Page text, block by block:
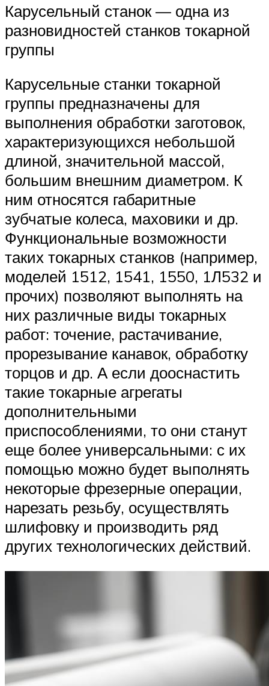
Карусельный станок — одна из
разновидностей станков токарной
группы
Карусельные станки токарной
группы предназначены для
выполнения обработки заготовок,
характеризующихся небольшой
длиной, значительной массой,
большим внешним диаметром. К
ним относятся габаритные
зубчатые колеса, маховики и др.
Функциональные возможности
таких токарных станков (например,
моделей 1512, 1541, 1550, 1Л532 и
прочих) позволяют выполнять на
них различные виды токарных
работ: точение, растачивание,
прорезывание канавок, обработку
торцов и др. А если дооснастить
такие токарные агрегаты
дополнительными
приспособлениями, то они станут
еще более универсальными: с их
помощью можно будет выполнять
некоторые фрезерные операции,
нарезать резьбу, осуществлять
шлифовку и производить ряд
других технологических действий.